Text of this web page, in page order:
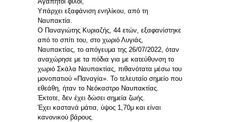
Υπάρχει εξαφάνιση ενηλίκου, από τη
Ναυπακτία.
Ο Παναγιώτης Κυριαζής, 44 ετών, εξαφανίστηκε
από το σπίτι του, στο χωριό Λυγιάς,
Ναυπακτίας, το απόγευμα της 26/07/2022, όταν
αναχώρησε με τα πόδια για με κατεύθυνση το
χωριό Σκάλα Ναυπακτίας, πιθανότατα μέσω του
μονοπατιού «Παναγία». Το τελευταίο σημείο που
εθεάθη, ήταν το Νεόκαστρο Ναυπακτίας.
Έκτοτε, δεν έχει δώσει σημεία ζωής.
Έχει καστανά μάτια, ύψος 1,70μ και είναι
κανονικού βάρους.